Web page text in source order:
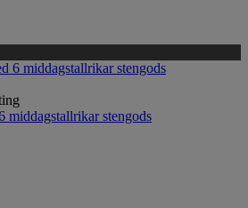
middagstallrikar stengods